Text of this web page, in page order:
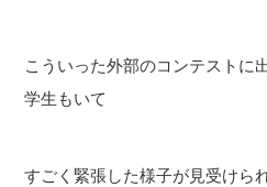
こういった外部のコンテストに
学生もいて
すごく緊張した様子が見受けら